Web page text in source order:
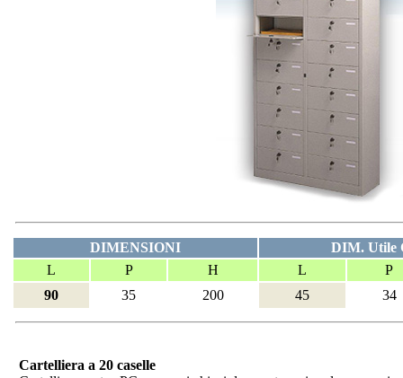
DIMENSIONI
DIM. Utile
L
P H L
P
90
35 200 45 34
Cartelliera a 20 caselle